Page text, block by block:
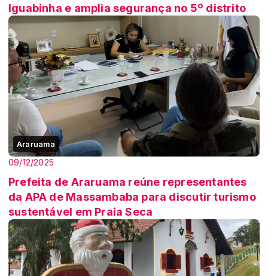
Iguabinha e amplia segurança no 5º distrito
Araruama
09/12/2025
Prefeita de Araruama reúne representantes
da APA de Massambaba para discutir turismo
sustentável em Praia Seca